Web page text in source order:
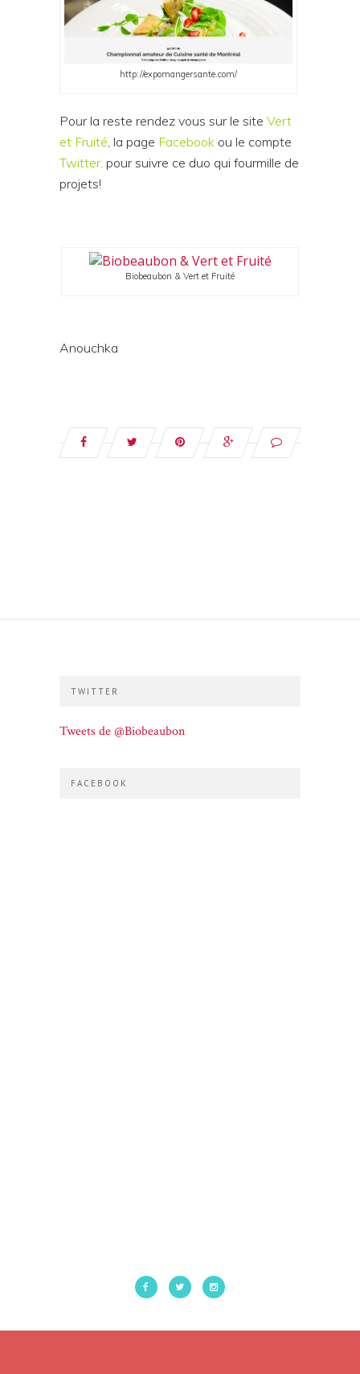
http://expomangersante.com/
Pour la reste rendez vous sur le site Vert
et Fruité, la page Facebook ou le compte
Twitter, pour suivre ce duo qui fourmille de
projets!
Biobeaubon & Vert et Fruité
Anouchka
TWITTER
Tweets de @Biobeaubon
FACEBOOK